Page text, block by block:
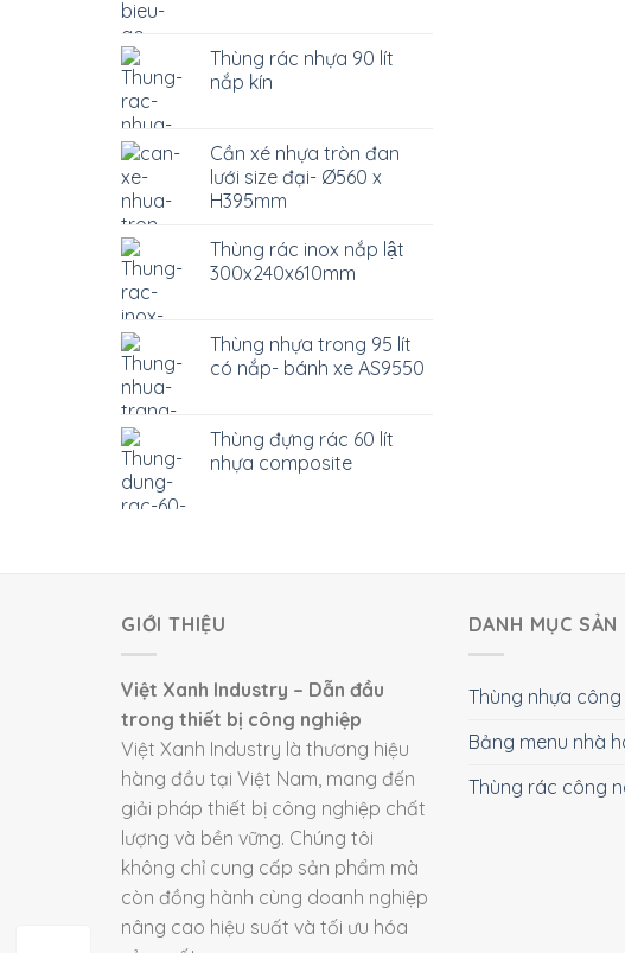
Thùng rác nhựa 90 lít
nắp kín
Cần xé nhựa tròn đan
lưới size đại- Ø560 x
H395mm
Thùng rác inox nắp lật
300x240x610mm
Thùng nhựa trong 95 lít
có nắp- bánh xe AS9550
Thùng đựng rác 60 lít
nhựa composite
GIỚI THIỆU
Việt Xanh Industry – Dẫn đầu
trong thiết bị công nghiệp
Việt Xanh Industry là thương hiệu
hàng đầu tại Việt Nam, mang đến
giải pháp thiết bị công nghiệp chất
lượng và bền vững. Chúng tôi
không chỉ cung cấp sản phẩm mà
còn đồng hành cùng doanh nghiệp
nâng cao hiệu suất và tối ưu hóa
DANH MỤC SẢN
Thùng nhựa
Bảng menu nhà
Thùng rác công